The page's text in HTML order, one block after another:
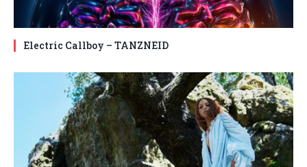
Electric Callboy – TANZNEID